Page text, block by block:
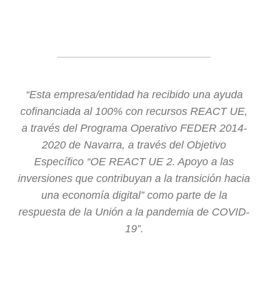
“Esta empresa/entidad ha recibido una ayuda
cofinanciada al 100% con recursos REACT UE,
a través del Programa Operativo FEDER 2014-
2020 de Navarra, a través del Objetivo
Específico “OE REACT UE 2. Apoyo a las
inversiones que contribuyan a la transición hacia
una economía digital” como parte de la
respuesta de la Unión a la pandemia de COVID-
19”.